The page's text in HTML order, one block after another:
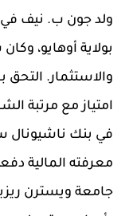
بولاية أوهايو،
امتياز مع مرتبة
في بنك ناشيونال
معرفته المالية